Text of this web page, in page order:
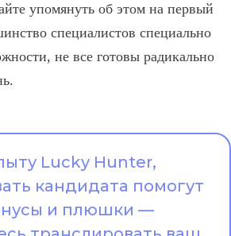
упомянуть об этом на первый
специалистов специально
не все готовы радикально
Lucky Hunter,
кандидата помогут
и плюшки —